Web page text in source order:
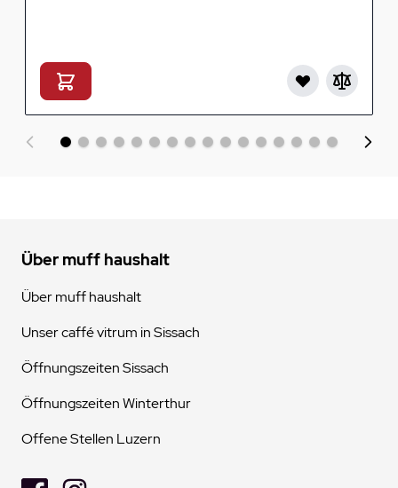
Über muff haushalt
Über muff haushalt
Unser caffé vitrum in Sissach
Öffnungszeiten Sissach
Öffnungszeiten Winterthur
Offene Stellen Luzern